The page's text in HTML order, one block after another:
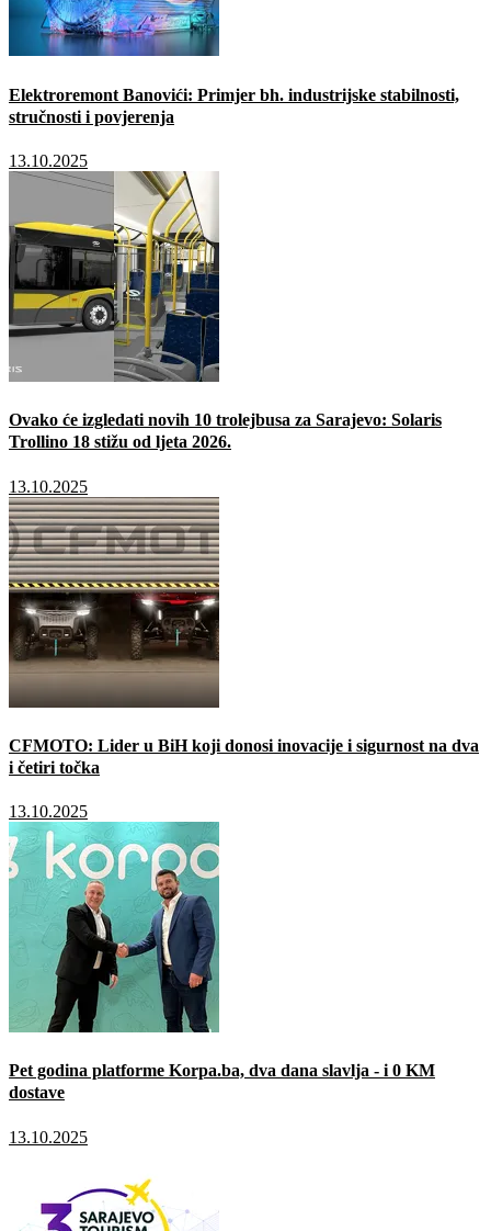
Elektroremont Banovići: Primjer bh. industrijske stabilnosti,
stručnosti i povjerenja
13.10.2025
Ovako će izgledati novih 10 trolejbusa za Sarajevo: Solaris
Trollino 18 stižu od ljeta 2026.
13.10.2025
CFMOTO: Lider u BiH koji donosi inovacije i sigurnost na dva
i četiri točka
13.10.2025
Pet godina platforme Korpa.ba, dva dana slavlja - i 0 KM
dostave
13.10.2025